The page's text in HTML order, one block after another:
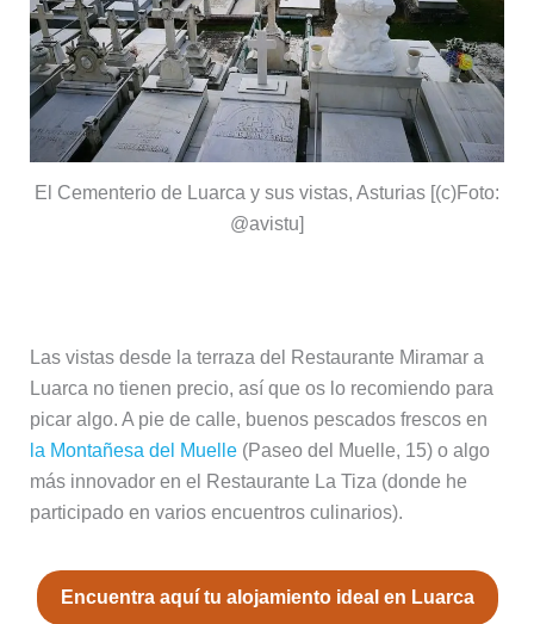
El Cementerio de Luarca y sus vistas, Asturias [(c)Foto:
@avistu]
Las vistas desde la terraza del Restaurante Miramar a
Luarca no tienen precio, así que os lo recomiendo para
picar algo. A pie de calle, buenos pescados frescos en
la Montañesa del Muelle(Paseo del Muelle, 15) o algo
más innovador en el Restaurante La Tiza (donde he
participado en varios encuentros culinarios).
Encuentra aquí tu alojamiento ideal en Luarca